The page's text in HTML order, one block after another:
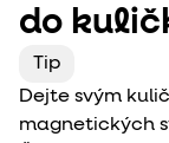
do
Tip
Dejte svým
magnetických